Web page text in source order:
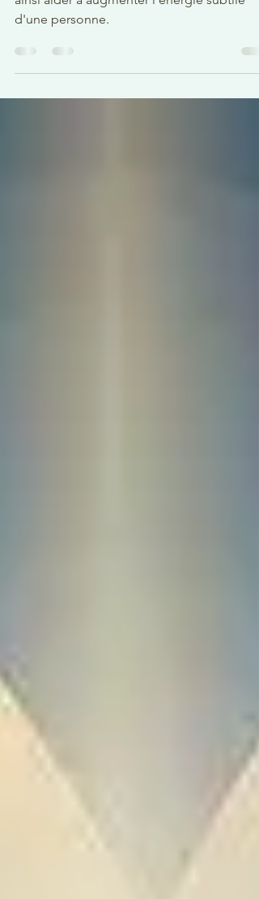
La consommation de certains aliments peut
d'une personne.